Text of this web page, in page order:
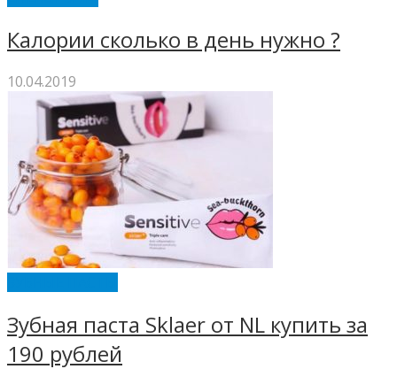
Калории сколько в день нужно ?
10.04.2019
Зубная паста Sklaer от NL купить за
190 рублей